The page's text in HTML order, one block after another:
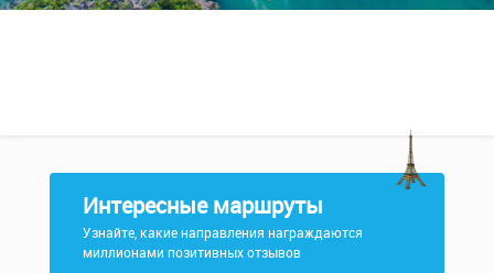
Интересные маршруты
Узнайте, какие направления награждаются
миллионами позитивных отзывов